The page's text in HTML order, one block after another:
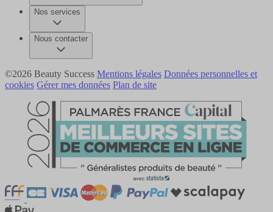
Nos services
Nous contacter
©2026 Beauty Success Mentions légales Données personnelles et
cookies Gérer mes données Plan de site